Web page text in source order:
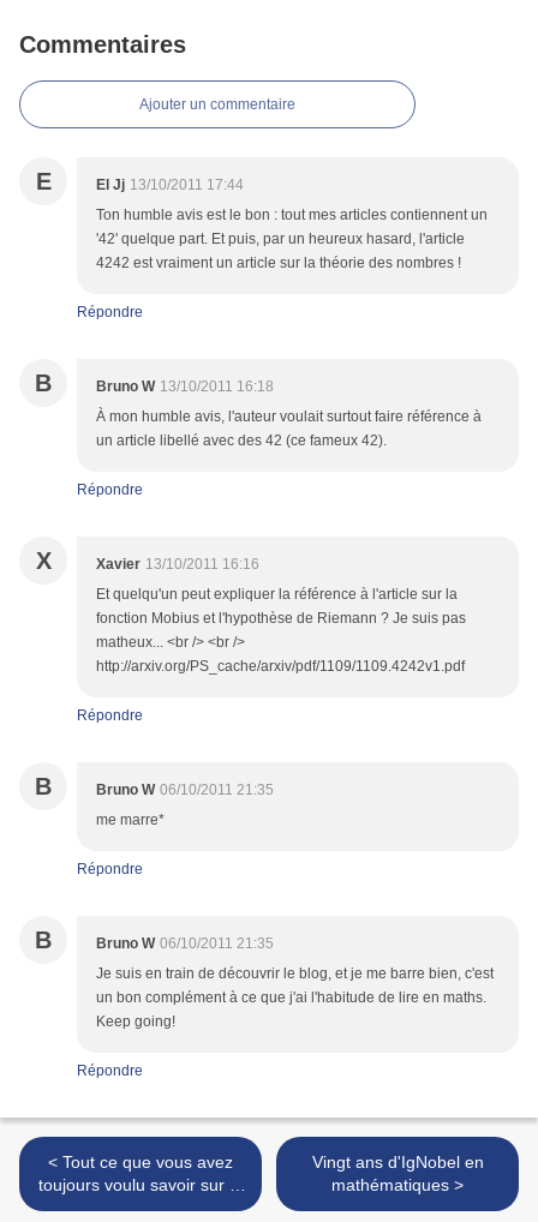
Commentaires
Ajouter un commentaire
E El Jj 13/10/2011 17:44
Ton humble avis est le bon : tout mes articles contiennent un
'42' quelque part. Et puis, par un heureux hasard, l'article
4242 est vraiment un article sur la théorie des nombres !
Répondre
B Bruno W 13/10/2011 16:18
À mon humble avis, l'auteur voulait surtout faire référence à
un article libellé avec des 42 (ce fameux 42).
Répondre
X Xavier 13/10/2011 16:16
Et quelqu'un peut expliquer la référence à l'article sur la
fonction Mobius et l'hypothèse de Riemann ? Je suis pas
matheux... <br /> <br />
http://arxiv.org/PS_cache/arxiv/pdf/1109/1109.4242v1.pdf
Répondre
B Bruno W 06/10/2011 21:35
me marre*
Répondre
B Bruno W 06/10/2011 21:35
Je suis en train de découvrir le blog, et je me barre bien, c'est
un bon complément à ce que j'ai l'habitude de lire en maths.
Keep going!
Répondre
< Tout ce que vous avez
toujours voulu savoir sur le
théorème de Brouwer (sans
Vingt ans d'IgNobel en
mathématiques >